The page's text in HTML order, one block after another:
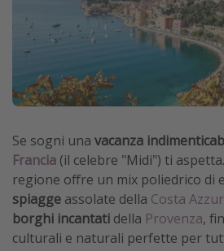
Capo Verde
Tipo di vacanza
Vacanze last minute
Vacanze all inclusive
Vacanze estate 2026
Vacanze di Pasqua 2026
Last minute capodanno
Vacanze con bambini
Se sogni una vacanza
Francia (il celebre "Midi") ti
regione offre un mix poliedrico di
spiagge assolate della Costa
borghi incantati della Provenza,
culturali e naturali perfette per